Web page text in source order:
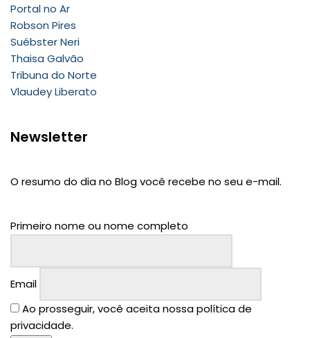
Portal no Ar
Robson Pires
Suébster Neri
Thaisa Galvão
Tribuna do Norte
Vlaudey Liberato
Newsletter
O resumo do dia no Blog você recebe no seu e-mail.
Primeiro nome ou nome completo
Email
Ao prosseguir, você aceita nossa política de
privacidade.